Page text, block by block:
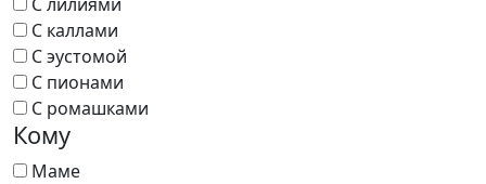
С каллами
С эустомой
С пионами
С ромашками
Кому
Маме